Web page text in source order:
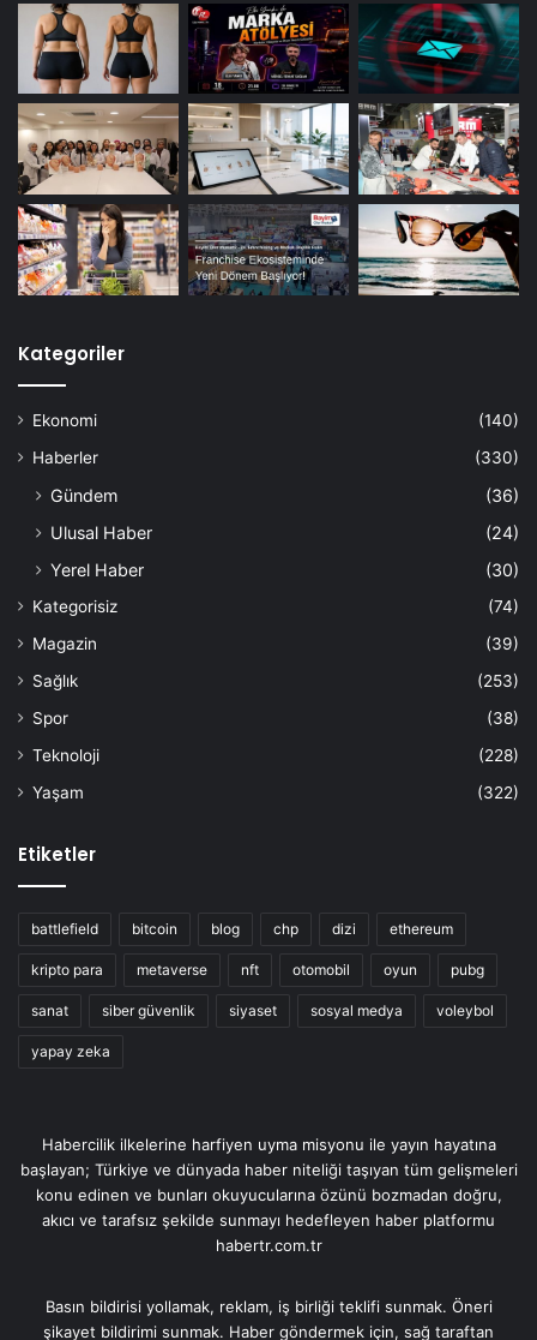
Kategoriler
Ekonomi
(140)
Haberler
(330)
Gündem
(36)
Ulusal Haber
(24)
Yerel Haber
(30)
Kategorisiz
(74)
Magazin
(39)
Sağlık
(253)
Spor
(38)
Teknoloji
(228)
Yaşam
(322)
Etiketler
battlefield bitcoin blog chp dizi ethereum
kripto para metaverse nft otomobil oyun pubg
sanat siber güvenlik siyaset sosyal medya voleybol
yapay zeka
Habercilik ilkelerine harfiyen uyma misyonu ile yayın hayatına
başlayan; Türkiye ve dünyada haber niteliği taşıyan tüm gelişmeleri
konu edinen ve bunları okuyucularına özünü bozmadan doğru,
akıcı ve tarafsız şekilde sunmayı hedefleyen haber platformu
habertr.com.tr
Basın bildirisi yollamak, reklam, iş birliği teklifi sunmak. Öneri
şikayet bildirimi sunmak. Haber göndermek için, sağ taraftan